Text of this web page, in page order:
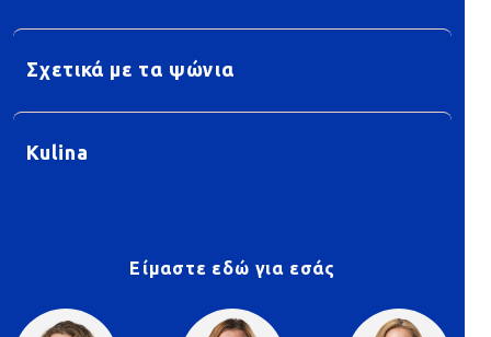
Σχετικά με τα ψώνια
Kulina
Είμαστε εδώ για εσάς